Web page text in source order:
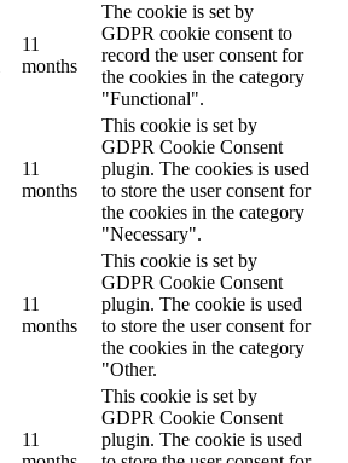
11
months
The cookie is set by
GDPR cookie consent to
record the user consent for
the cookies in the category
"Functional".
11
months
This cookie is set by
GDPR Cookie Consent
plugin. The cookies is used
to store the user consent for
the cookies in the category
"Necessary".
11
months
This cookie is set by
GDPR Cookie Consent
plugin. The cookie is used
to store the user consent for
the cookies in the category
"Other.
11
This cookie is set by
GDPR Cookie Consent
plugin. The cookie is used